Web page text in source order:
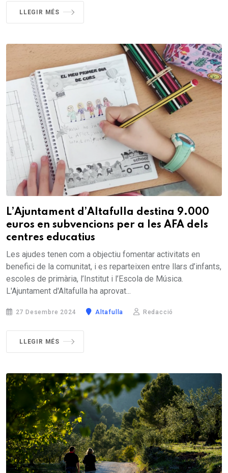
LLEGIR MÉS
L’Ajuntament d’Altafulla destina 9.000
euros en subvencions per a les AFA dels
centres educatius
Les ajudes tenen com a objectiu fomentar activitats en
benefici de la comunitat, i es reparteixen entre llars d’infants,
escoles de primària, l’Institut i l’Escola de Música.
L'Ajuntament d'Altafulla ha aprovat...
27 Desembre 2024 Altafulla Redacció
LLEGIR MÉS